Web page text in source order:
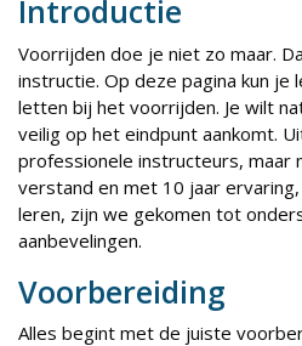
Introductie
Voorrijden doe je niet zo maar.
instructie. Op deze pagina kun je
letten bij het voorrijden. Je wilt
veilig op het eindpunt aankomt.
professionele instructeurs, maar
verstand en met 10 jaar
leren, zijn we gekomen tot
aanbevelingen.
Voorbereiding
Alles begint met de juiste